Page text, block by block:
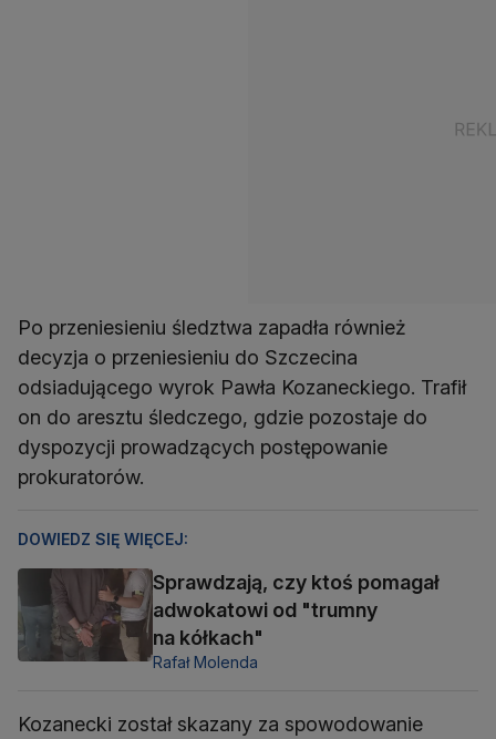
Po przeniesieniu śledztwa zapadła również
decyzja o przeniesieniu do Szczecina
odsiadującego wyrok Pawła Kozaneckiego. Trafił
on do aresztu śledczego, gdzie pozostaje do
dyspozycji prowadzących postępowanie
prokuratorów.
DOWIEDZ SIĘ WIĘCEJ:
Sprawdzają, czy ktoś pomagał
adwokatowi od "trumny
na kółkach"
Rafał Molenda
Kozanecki został skazany za spowodowanie